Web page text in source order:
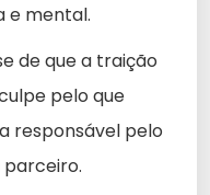
e mental.
de que a traição
pelo que
responsável pelo